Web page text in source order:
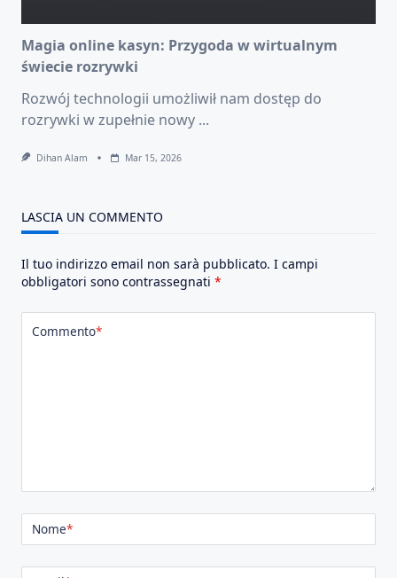
Magia online kasyn: Przygoda w wirtualnym
świecie rozrywki
Rozwój technologii umożliwił nam dostęp do
rozrywki w zupełnie nowy ...
Dihan Alam Mar 15, 2026
LASCIA UN COMMENTO
Il tuo indirizzo email non sarà pubblicato. I campi
obbligatori sono contrassegnati *
Commento*
Nome*